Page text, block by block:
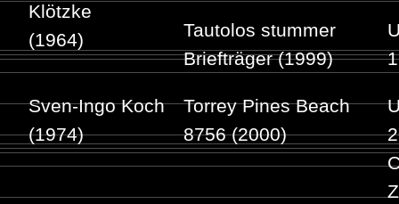
Klötzke
(1964)
Tautolos stummer
Briefträger (1999)
Sven-Ingo Koch
(1974)
Torrey Pines Beach
8756 (2000)